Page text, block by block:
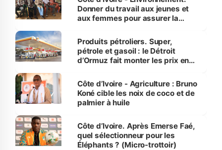
Donner du travail aux jeunes et
aux femmes pour assurer la
menacées
Produits pétroliers. Super,
pétrole et gasoil : le Détroit
d’Ormuz fait monter les prix en
Côte d’Ivoire - Agriculture : Bruno
Koné cible les noix de coco et de
palmier à huile
Côte d’Ivoire. Après Emerse Faé,
quel sélectionneur pour les
Éléphants ? (Micro-trottoir)